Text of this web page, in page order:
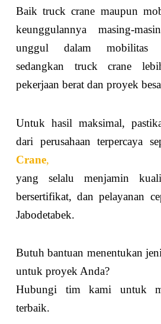
Baik truck crane maupun
keunggulannya masing-
unggul dalam mobilitas
sedangkan truck crane
pekerjaan berat dan proyek
Untuk hasil maksimal,
dari perusahaan terpercaya
Crane,
yang selalu menjamin
bersertifikat, dan pelayanan
Jabodetabek.
Butuh bantuan menentukan
untuk proyek Anda?
Hubungi tim kami untuk
terbaik.